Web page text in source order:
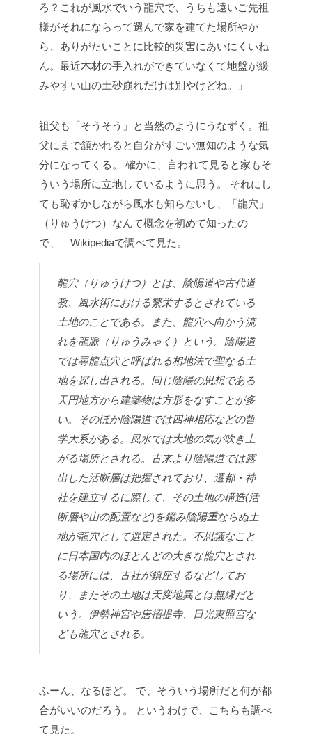
ろ？これが風水でいう龍穴で、うちも遠いご先祖
様がそれにならって選んで家を建てた場所やか
ら、ありがたいことに比較的災害にあいにくいね
ん。最近木材の手入れができていなくて地盤が緩
みやすい山の土砂崩れだけは別やけどね。」
祖父も「そうそう」と当然のようにうなずく。祖
父にまで頷かれると自分がすごい無知のような気
分になってくる。
確かに、言われて見ると家もそ
ういう場所に立地しているように思う。
それにし
ても恥ずかしながら風水も知らないし、「龍穴」
（りゅうけつ）なんて概念を初めて知ったの
で、 Wikipediaで調べて見た。
龍穴（りゅうけつ）とは、陰陽道や古代道
教、風水術における繁栄するとされている
土地のことである。また、龍穴へ向かう流
れを龍脈（りゅうみゃく）という。陰陽道
では尋龍点穴と呼ばれる相地法で聖なる土
地を探し出される。同じ陰陽の思想である
天円地方から建築物は方形をなすことが多
い。そのほか陰陽道では四神相応などの哲
学大系がある。風水では大地の気が吹き上
がる場所とされる。古来より陰陽道では露
出した活断層は把握されており、遷都・神
社を建立するに際して、その土地の構造(活
断層や山の配置など)を鑑み陰陽重ならぬ土
地が龍穴として選定された。不思議なこと
に日本国内のほとんどの大きな龍穴とされ
る場所には、古社が鎮座するなどしてお
り、またその土地は天変地異とは無縁だと
いう。伊勢神宮や唐招提寺、日光東照宮な
ども龍穴とされる。
ふーん、なるほど。
で、そういう場所だと何が都
合がいいのだろう。
というわけで、こちらも調べ
て見た。